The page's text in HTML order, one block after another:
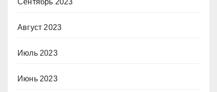
Сентябрь 2023
Август 2023
Июль 2023
Июнь 2023